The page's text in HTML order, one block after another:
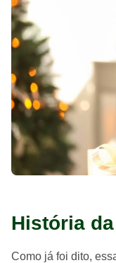
História
Como já foi dito,